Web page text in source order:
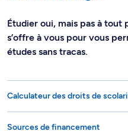
Étudier oui, mais pas à tout
s’offre à vous pour vous
études sans tracas.
Calculateur des droits de
Sources de financement